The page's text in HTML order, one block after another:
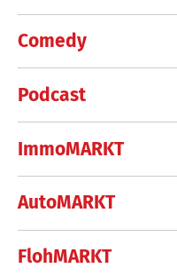
Comedy
Podcast
ImmoMARKT
AutoMARKT
FlohMARKT